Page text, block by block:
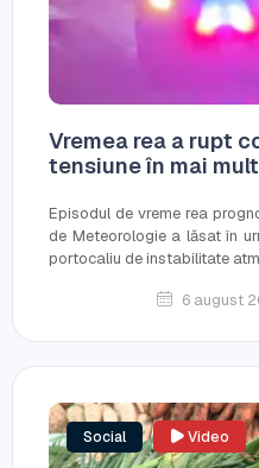
Vremea rea a rupt
tensiune în mai
Episodul de vreme rea
de Meteorologie a lăsat în
portocaliu de instabilitate
6 august
Social Video